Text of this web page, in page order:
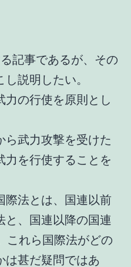
記事であるが、その
説明したい。
力の行使を原則とし
ら武力攻撃を受けた
力を行使することを
際法とは、国連以前
と、国連以降の国連
これら国際法がどの
は甚だ疑問ではあ